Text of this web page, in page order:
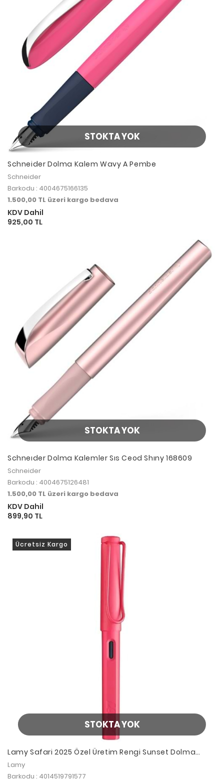
STOKTA YOK
Schneider Dolma Kalem Wavy A Pembe
Schneider
Barkodu : 4004675166135
1.500,00 TL üzeri kargo bedava
KDV Dahil
925,00 TL
STOKTA YOK
Schneıder Dolma Kalemler Sıs Ceod Shıny 168609
Schneider
Barkodu : 4004675126481
1.500,00 TL üzeri kargo bedava
KDV Dahil
899,90 TL
STOKTA YOK
Ücretsiz Kargo
Lamy Safari 2025 Özel Üretim Rengi Sunset Dolma
Kalem M Uç
Lamy
Barkodu : 4014519791577